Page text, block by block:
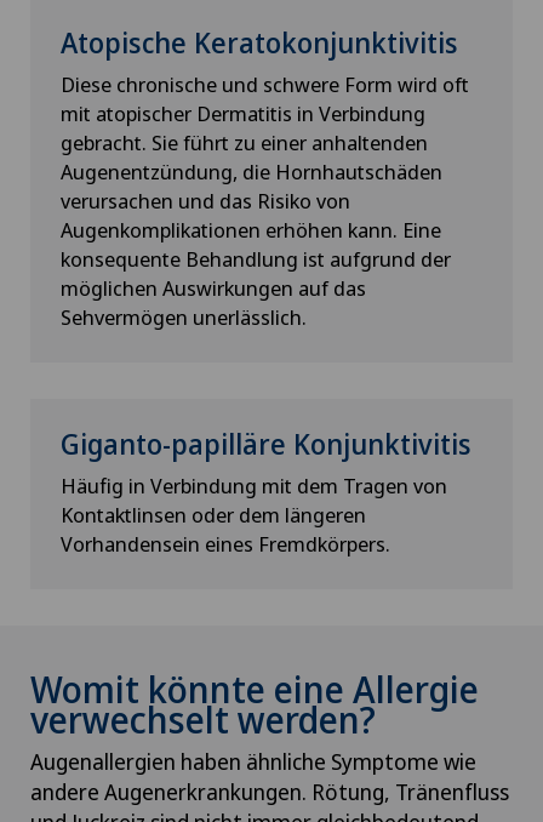
Atopische Keratokonjunktivitis
Diese chronische und schwere Form wird oft
mit atopischer Dermatitis in Verbindung
gebracht. Sie führt zu einer anhaltenden
Augenentzündung, die Hornhautschäden
verursachen und das Risiko von
Augenkomplikationen erhöhen kann. Eine
konsequente Behandlung ist aufgrund der
möglichen Auswirkungen auf das
Sehvermögen unerlässlich.
Giganto-papilläre Konjunktivitis
Häufig in Verbindung mit dem Tragen von
Kontaktlinsen oder dem längeren
Vorhandensein eines Fremdkörpers.
Womit könnte eine Allergie
verwechselt werden?
Augenallergien haben ähnliche Symptome wie
andere Augenerkrankungen. Rötung, Tränenfluss